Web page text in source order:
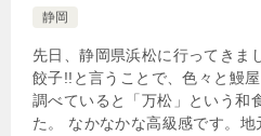
静岡
先日、静岡県浜松に行ってきま
餃子!!と言うことで、色々と鰻
調べていると「万松」という和
た。 なかなかな高級感です。